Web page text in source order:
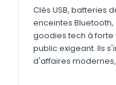
Clés USB, batteries
enceintes
goodies tech à forte
public exigeant. Ils
d'affaires